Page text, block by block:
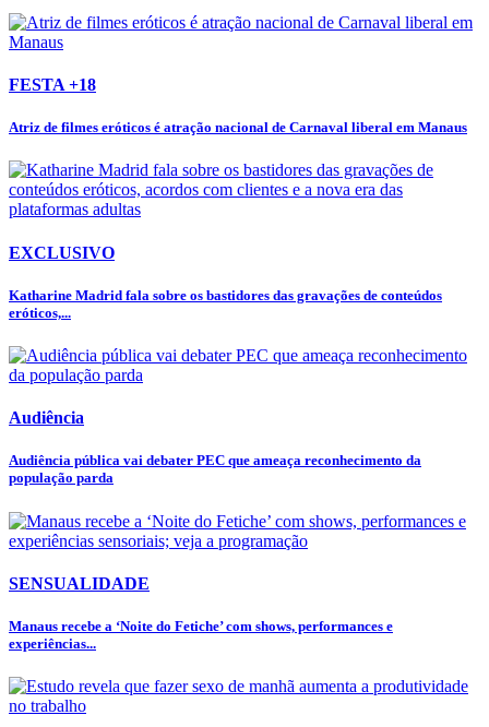
FESTA +18
Atriz de filmes eróticos é atração nacional de Carnaval liberal em Manaus
EXCLUSIVO
Katharine Madrid fala sobre os bastidores das gravações de conteúdos
eróticos,...
Audiência
Audiência pública vai debater PEC que ameaça reconhecimento da
população parda
SENSUALIDADE
Manaus recebe a ‘Noite do Fetiche’ com shows, performances e
experiências...